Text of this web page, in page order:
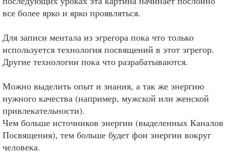
все более ярко и ярко проявляться.
Для записи ментала из эгрегора пока что только
используется технология посвящений в этот эгрегор.
Другие технологии пока что разрабатываются.
Можно выделить опыт и знания, а так же энергию
нужного качества (например, мужской или женской
привлекательности).
Чем больше источников энергии (выделенных Каналов
Посвящения), тем больше будет фон энергии вокруг
человека.